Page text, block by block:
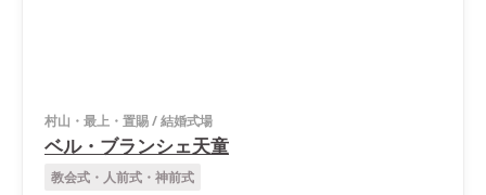
村山・最上・置賜/結婚式場
ベル・ブランシェ天童
教会式・人前式・神前式